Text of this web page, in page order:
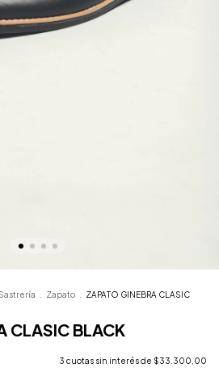
Sastrería Zapato
ZAPATO GINEBRA CLASIC
CLASIC BLACK
3 cuotas sin interés de $33.300,00